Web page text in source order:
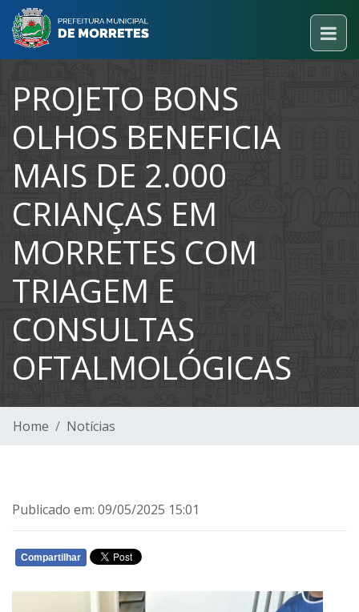
PROJETO BONS
OLHOS BENEFICIA
MAIS DE 2.000
CRIANÇAS EM
MORRETES COM
TRIAGEM E
CONSULTAS
OFTALMOLÓGICAS
Home Notícias
Publicado em: 09/05/2025 15:01
Compartilhar